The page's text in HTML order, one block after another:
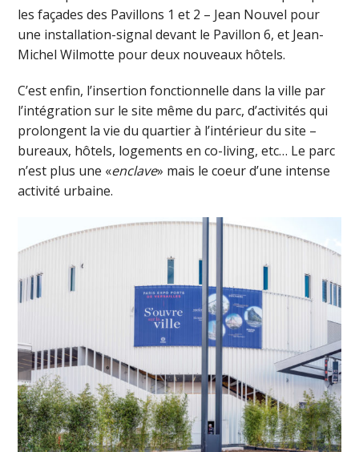
les façades des Pavillons 1 et 2 – Jean Nouvel pour
une installation-signal devant le Pavillon 6, et Jean-
Michel Wilmotte pour deux nouveaux hôtels.
C’est enfin, l’insertion fonctionnelle dans la ville par
l’intégration sur le site même du parc, d’activités qui
prolongent la vie du quartier à l’intérieur du site –
bureaux, hôtels, logements en co-living, etc… Le parc
n’est plus une «enclave» mais le coeur d’une intense
activité urbaine.